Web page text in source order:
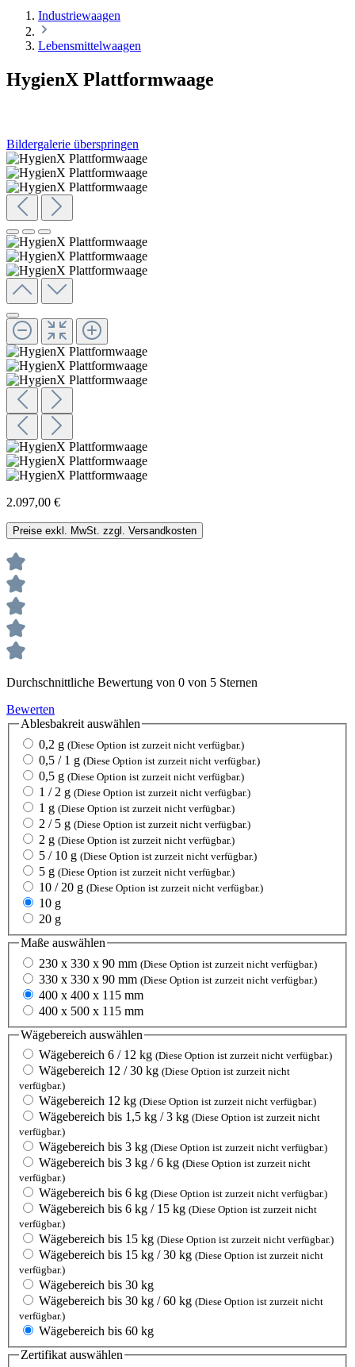
Industriewaagen
Lebensmittelwaagen
HygienX Plattformwaage
Bildergalerie überspringen
2.097,00 €
Preise exkl. MwSt. zzgl. Versandkosten
Durchschnittliche Bewertung von 0 von 5 Sternen
Bewerten
Ablesbakreitauswählen
0,2 g (Diese Option ist zurzeit nicht verfügbar.)
0,5 / 1 g (Diese Option ist zurzeit nicht verfügbar.)
0,5 g (Diese Option ist zurzeit nicht verfügbar.)
1 / 2 g (Diese Option ist zurzeit nicht verfügbar.)
1 g (Diese Option ist zurzeit nicht verfügbar.)
2 / 5 g (Diese Option ist zurzeit nicht verfügbar.)
2 g (Diese Option ist zurzeit nicht verfügbar.)
5 / 10 g (Diese Option ist zurzeit nicht verfügbar.)
5 g (Diese Option ist zurzeit nicht verfügbar.)
10 / 20 g (Diese Option ist zurzeit nicht verfügbar.)
10 g
20 g
Maße auswählen
230 x 330 x 90 mm (Diese Option ist zurzeit nicht verfügbar.)
330 x 330 x 90 mm (Diese Option ist zurzeit nicht verfügbar.)
400 x 400 x 115 mm
400 x 500 x 115 mm
Wägebereich auswählen
Wägebereich 6 / 12 kg (Diese Option ist zurzeit nicht verfügbar.)
Wägebereich 12 / 30 kg (Diese Option ist zurzeit nicht
verfügbar.)
Wägebereich 12 kg (Diese Option ist zurzeit nicht verfügbar.)
Wägebereich bis 1,5 kg / 3 kg (Diese Option ist zurzeit nicht
verfügbar.)
Wägebereich bis 3 kg (Diese Option ist zurzeit nicht verfügbar.)
Wägebereich bis 3 kg / 6 kg (Diese Option ist zurzeit nicht
verfügbar.)
Wägebereich bis 6 kg (Diese Option ist zurzeit nicht verfügbar.)
Wägebereich bis 6 kg / 15 kg (Diese Option ist zurzeit nicht
verfügbar.)
Wägebereich bis 15 kg (Diese Option ist zurzeit nicht verfügbar.)
Wägebereich bis 15 kg / 30 kg (Diese Option ist zurzeit nicht
verfügbar.)
Wägebereich bis 30 kg
Wägebereich bis 30 kg / 60 kg (Diese Option ist zurzeit nicht
verfügbar.)
Wägebereich bis 60 kg
Zertifikat auswählen